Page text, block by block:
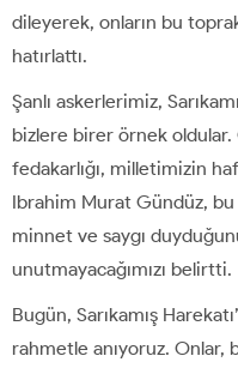
dileyerek, onların bu
hatırlattı.
Şanlı askerlerimiz,
bizlere birer örnek oldular.
fedakarlığı, milletimizin
Ibrahim Murat Gündüz,
minnet ve saygı
unutmayacağımızı belirtti.
Bugün, Sarıkamış
rahmetle anıyoruz. Onlar,